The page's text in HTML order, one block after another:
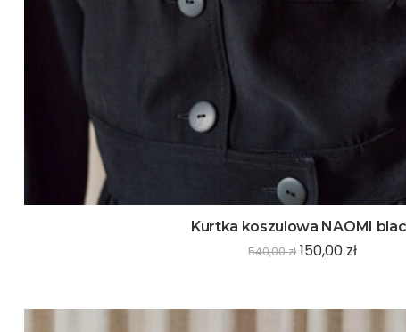
Kurtka koszulowa NAOMI
540,00zł 150,00 zł